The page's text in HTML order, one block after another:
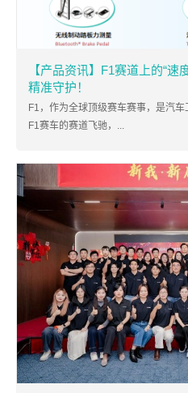
【产品资讯】F1赛道上的“
精准守护！
F1，作为全球顶级赛车赛事，是汽车
F1赛车的赛道飞驰，...